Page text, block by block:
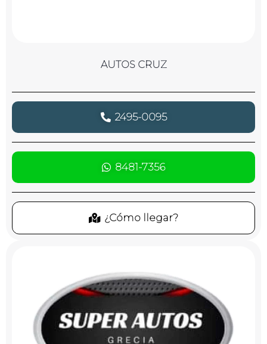
AUTOS CRUZ
2495-0095
8481-7356
¿Cómo llegar?